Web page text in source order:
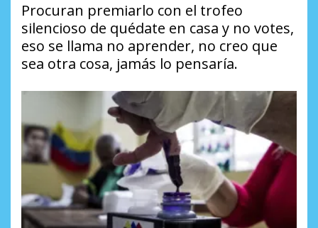
Procuran premiarlo con el trofeo
silencioso de quédate en casa y no votes,
eso se llama no aprender, no creo que
sea otra cosa, jamás lo pensaría.